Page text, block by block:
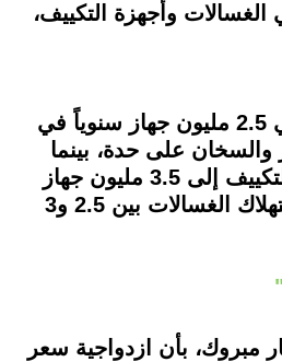
و45% في الغسالات وأجهزة التكييف،
كما يتم استهلاك حوالي 2.5 مليون جهاز سنوياً في
والسخان على حدة، بينما
يصل استهلاك أجهزة التكييف إلى 3.5 مليون جهاز
سنوياً، فيما يتراوح استهلاك الغسالات بين 2.5 و3
بأن ازدواجية سعر